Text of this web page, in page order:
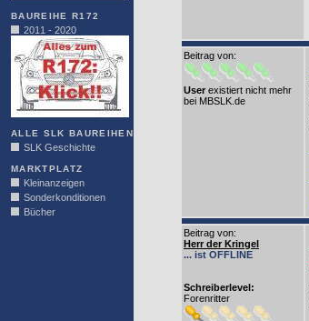
BAUREIHE R172
2011 - 2020
ALLE SLK BAUREIHEN
SLK Geschichte
MARKTPLATZ
Kleinanzeigen
Sonderkonditionen
Bücher
Beitrag von:
User existiert nicht mehr
bei MBSLK.de
Beitrag von:
Herr der Kringel
... ist OFFLINE
Schreiberlevel:
Forenritter